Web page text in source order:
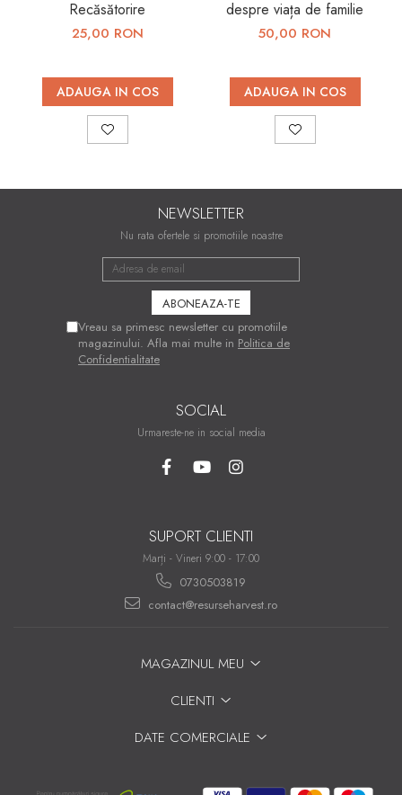
Recăsătorire
25,00 RON
ADAUGA IN COS
despre viața de familie
50,00 RON
ADAUGA IN COS
NEWSLETTER
Nu rata ofertele si promotiile noastre
Vreau sa primesc newsletter cu promotiile
magazinului. Afla mai multe in Politica de
Confidentialitate
SOCIAL
Urmareste-ne in social media
SUPORT CLIENTI
Marți - Vineri 9:00 - 17:00
0730503819
contact@resurseharvest.ro
MAGAZINUL MEU
CLIENTI
DATE COMERCIALE